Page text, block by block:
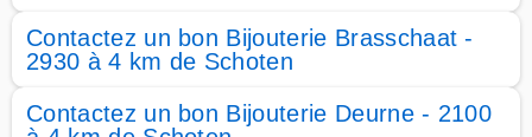
Contactez un bon Bijouterie Brasschaat -
2930 à 4 km de Schoten
Contactez un bon Bijouterie Deurne - 2100